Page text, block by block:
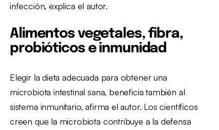
infección, explica el autor.
Alimentos vegetales, fibra,
probióticos e inmunidad
Elegir la dieta adecuada para obtener una
microbiota intestinal sana, beneficia también al
sistema inmunitario, afirma el autor. Los científicos
creen que la microbiota contribuye a la defensa